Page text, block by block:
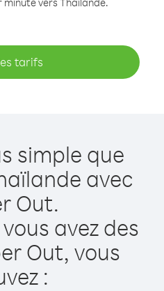
tarifs
simple que
avec
Out.
avez des
Out, vous
: